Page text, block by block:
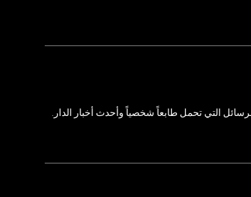
التي تحمل طابعاً شخصياً وأحدث أخبار الدار.